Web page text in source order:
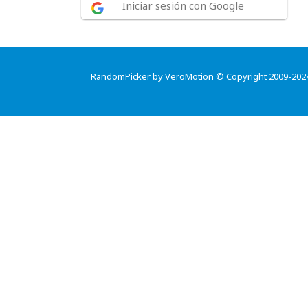
Iniciar sesión con Google
RandomPicker by VeroMotion © Copyright 2009-